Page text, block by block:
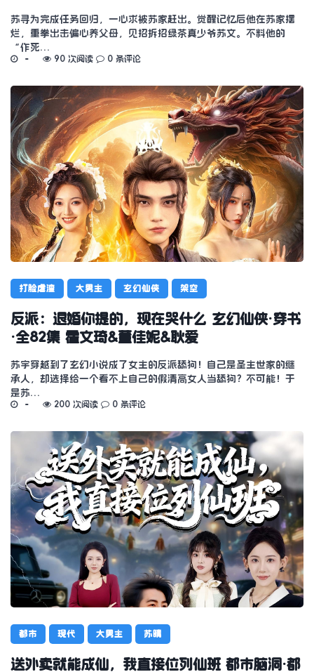
苏寻为完成任务回归，一心求被苏家赶出。觉醒记忆后他在苏家摆
烂，重拳出击偏心养父母，见招拆招绿茶真少爷苏文。不料他的
“作死…
90 次阅读 0 条评论
打脸虐渣 大男主 玄幻仙侠 架空
反派：退婚你提的，现在哭什么 玄幻仙侠·穿书
·全82集 霍文琦&董佳妮&耿爱
苏宇穿越到了玄幻小说成了女主的反派舔狗！自己是圣主世家的继
承人，却选择给一个看不上自己的假清高女人当舔狗？不可能！于
是苏…
200 次阅读 0 条评论
都市 现代 大男主 苏晴
送外卖就能成仙，我直接位列仙班 都市脑洞·都